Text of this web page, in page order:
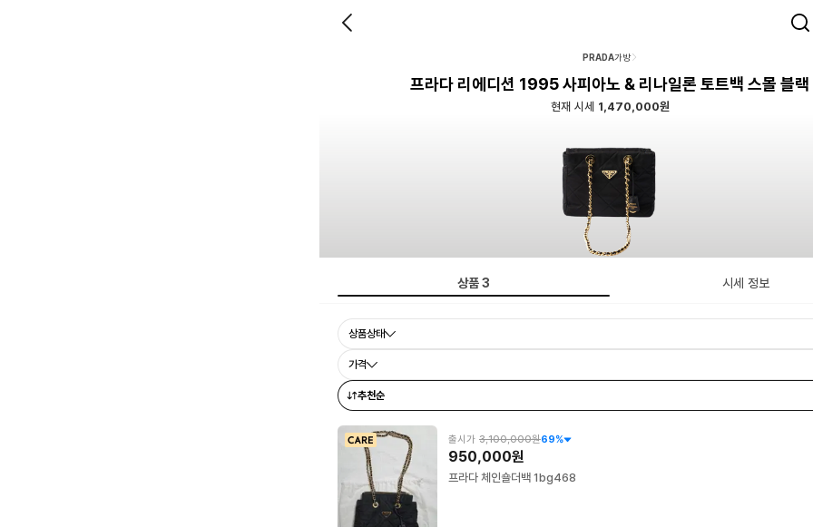
PRADA가방
프라다 리에디션 1995 사피아노 & 리나일론 토트백 스몰 블랙
현재 시세 1,470,000원
상품3 시세 정보
상품상태
가격
추천순
출시가 3,100,000원69%
950,000원
프라다 체인숄더백 1bg468